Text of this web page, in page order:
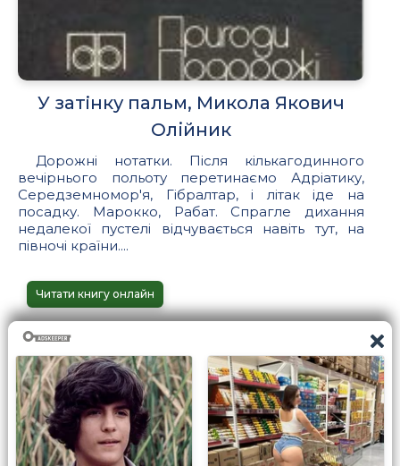
У затiнку пальм, Микола Якович
Олійник
Дорожнi нотатки. Пiсля кiлькагодинного
вечiрнього польоту перетинаємо Адрiатику,
Середземномор'я, Гiбралтар, i лiтак iде на
посадку. Марокко, Рабат. Спрагле дихання
недалекої пустелi вiдчувається навiть тут, на
пiвночi країни....
Читати книгу онлайн